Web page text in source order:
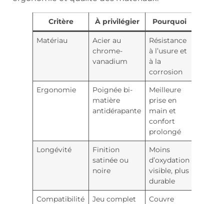
Critère À privilégier Pourquoi
Matériau
Acier au
chrome-
vanadium
Résistance
à l’usure et
à la
corrosion
Ergonomie
Poignée bi-
matière
antidérapante
Meilleure
prise en
main et
confort
prolongé
Longévité
Finition
satinée ou
noire
Moins
d’oxydation
visible, plus
durable
Compatibilité
Jeu complet
Couvre